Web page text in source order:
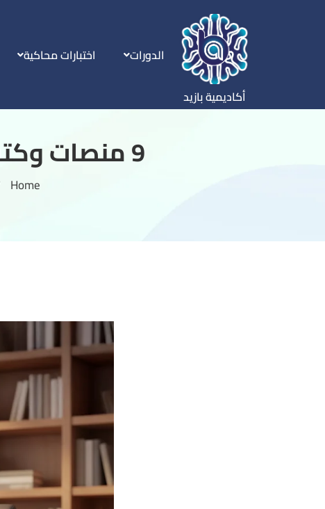
أكاديمية بازيد
الدورات اختبارات محاكية
9 منصات وكتب بتحديثات مجانية سنوية للقدرات 2026
Home